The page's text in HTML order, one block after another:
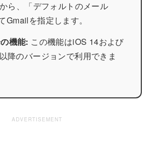
ら、「デフォルトのメール
Gmailを指定します。
機能: この機能はiOS 14および
降のバージョンで利用できま
ADVERTISEMENT